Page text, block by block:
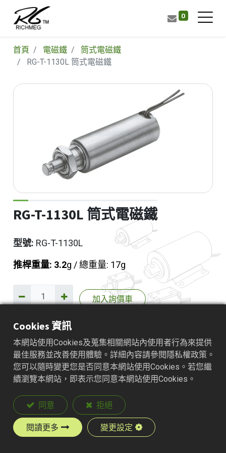
0
首頁 電磁鐵
筒式電磁鐵
RG-T-1130L 筒式電磁鐵
RG-T-1130L 筒式電磁鐵
型號: RG-T-1130L
推桿重量: 3.2g / 總重量: 17g
加入詢價車
產品說明
Cookies 資訊
本網站使用Cookies及蒐集相關網站內使用者行為來提供
最佳服務並改善使用體驗。詳細內容請參閱隱私權政策。
您可以隨時變更您是否同意本網站使用Cookies。若您繼
續瀏覽本網站，即表示您同意本網站使用Cookies。
同意 拒絕
閱讀更多 變更設定